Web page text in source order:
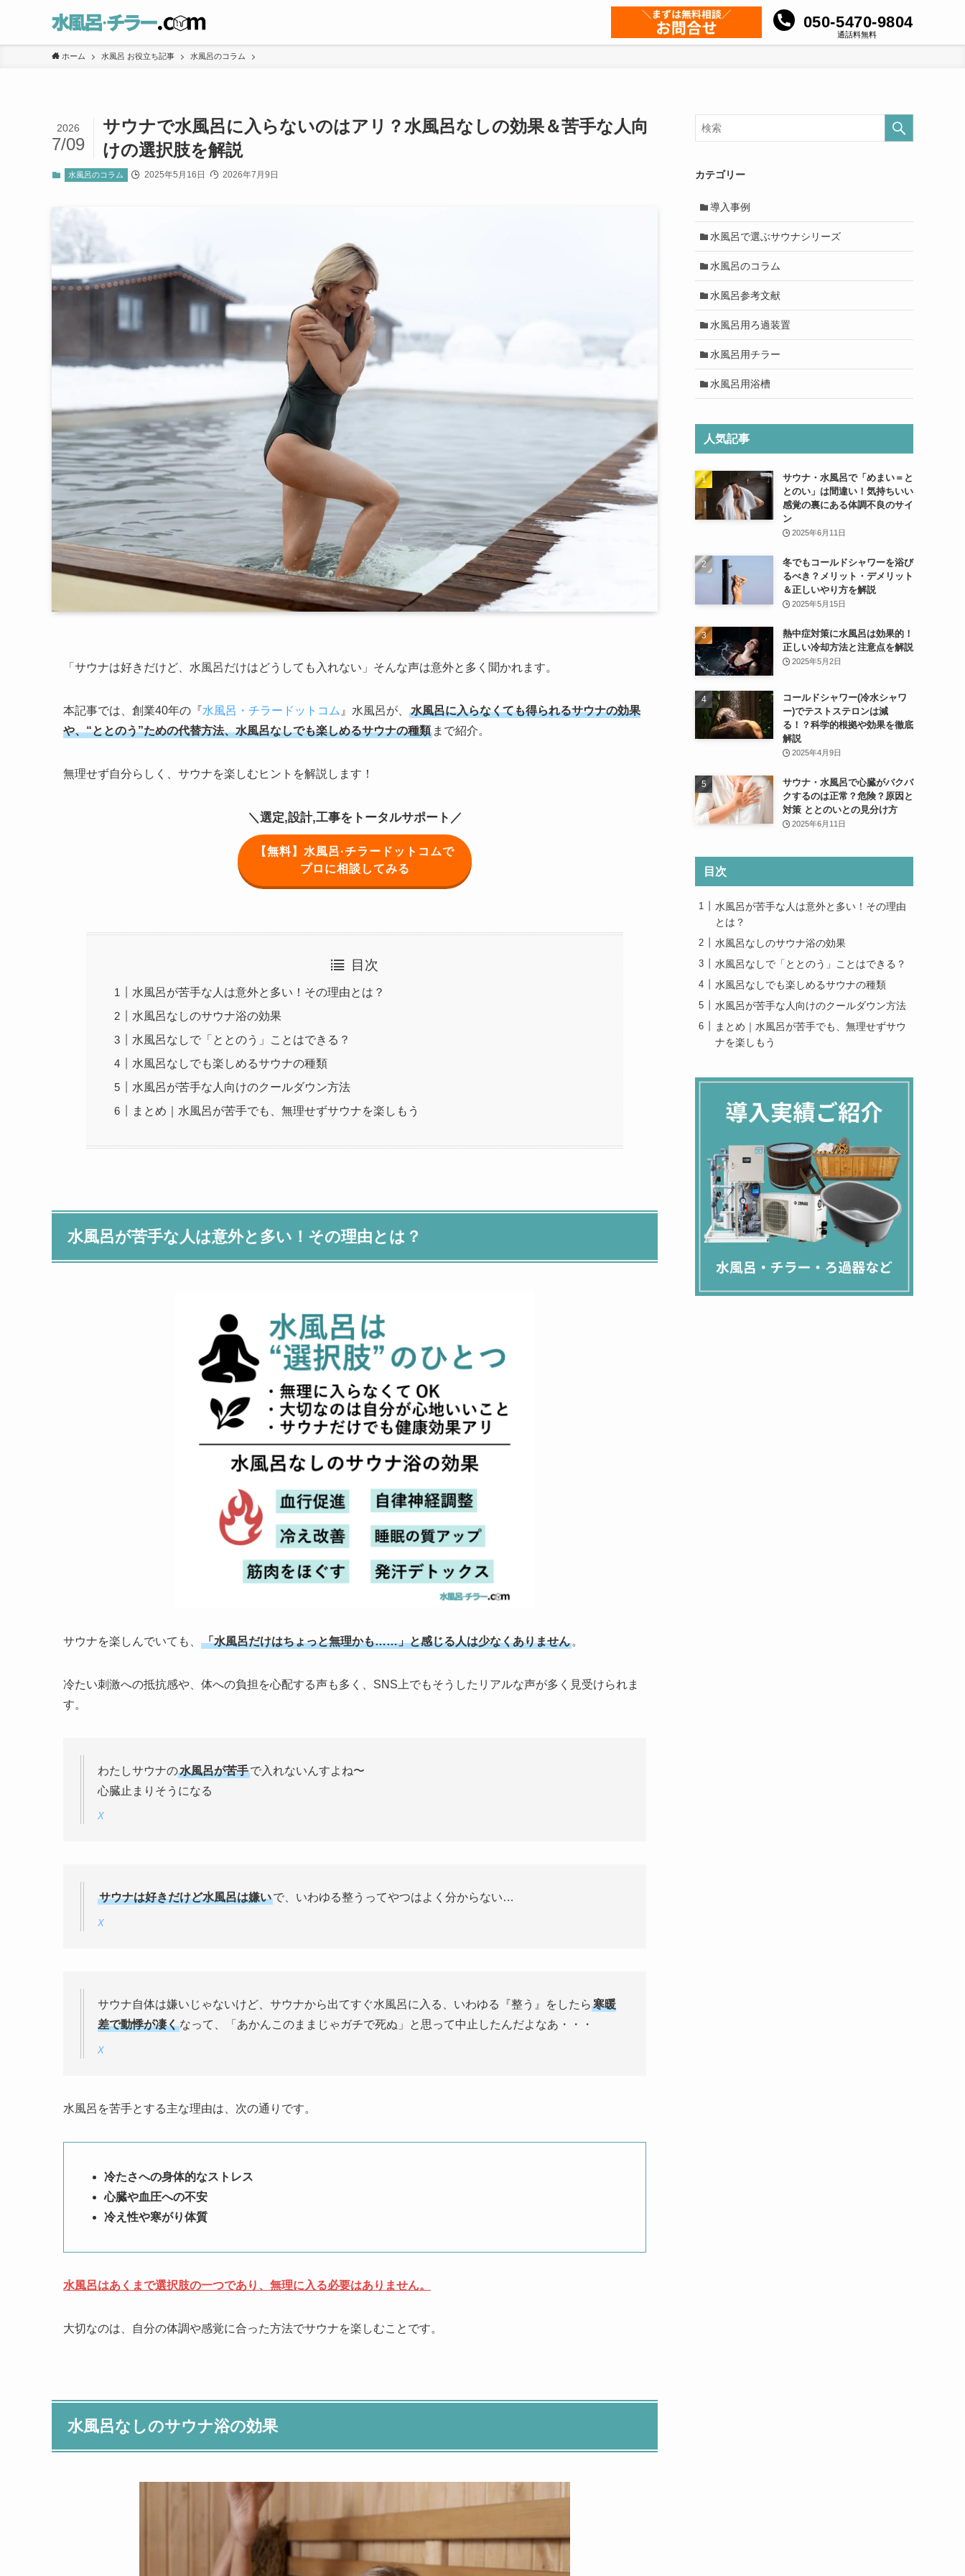
050-5470-9804
通話料無料
ホーム 水風呂 お役立ち記事 水風呂のコラム
サウナで水風呂に入らないのはアリ？水風呂なしの効果＆苦手な人向
けの選択肢を解説
2026
7/09
水風呂のコラム 2025年5月16日 2026年7月9日
「サウナは好きだけど、水風呂だけはどうしても入れない」そんな声は意外と多く聞かれます。
本記事では、創業40年の『水風呂・チラードットコム 』水風呂が、
水風呂に入らなくても得られるサウナの効果
や、“ととのう”ための代替方法、水風呂なしでも楽しめるサウナの種類 まで紹介。
無理せず自分らしく、サウナを楽しむヒントを解説します！
＼選定,設計,工事をトータルサポート／
【無料】水風呂·チラードットコムで
プロに相談してみる
目次
水風呂が苦手な人は意外と多い！その理由とは？
水風呂なしのサウナ浴の効果
水風呂なしで「ととのう」ことはできる？
水風呂なしでも楽しめるサウナの種類
水風呂が苦手な人向けのクールダウン方法
まとめ｜水風呂が苦手でも、無理せずサウナを楽しもう
水風呂が苦手な人は意外と多い！その理由とは？
サウナを楽しんでいても、 「水風呂だけはちょっと無理かも……」と感じる人は少なくありません 。
冷たい刺激への抵抗感や、体への負担を心配する声も多く、SNS上でもそうしたリアルな声が多く見受けられま
す。
わたしサウナの水風呂が苦手で入れないんすよね〜
心臓止まりそうになる
X
サウナは好きだけど水風呂は嫌いで、いわゆる整うってやつはよく分からない…
X
サウナ自体は嫌いじゃないけど、サウナから出てすぐ水風呂に入る、いわゆる『整う』をしたら 寒暖
差で動悸が凄くなって、「あかんこのままじゃガチで死ぬ」と思って中止したんだよなあ・・・
X
水風呂を苦手とする主な理由は、次の通りです。
冷たさへの身体的なストレス
心臓や血圧への不安
冷え性や寒がり体質
水風呂はあくまで選択肢の一つであり、無理に入る必要はありません。
大切なのは、自分の体調や感覚に合った方法でサウナを楽しむことです。
水風呂なしのサウナ浴の効果
カテゴリー
導入事例
水風呂で選ぶサウナシリーズ
水風呂のコラム
水風呂参考文献
水風呂用ろ過装置
水風呂用チラー
水風呂用浴槽
人気記事
サウナ・水風呂で「めまい＝と
とのい」は間違い！気持ちいい
感覚の裏にある体調不良のサイ
ン
2025年6月11日
冬でもコールドシャワーを浴び
るべき？メリット・デメリット
＆正しいやり方を解説
2025年5月15日
熱中症対策に水風呂は効果的！
正しい冷却方法と注意点を解説
2025年5月2日
コールドシャワー(冷水シャワ
ー)でテストステロンは減
る！？科学的根拠や効果を徹底
解説
2025年4月9日
サウナ・水風呂で心臓がバクバ
クするのは正常？危険？原因と
対策 ととのいとの見分け方
2025年6月11日
目次
水風呂が苦手な人は意外と多い！その理由
とは？
水風呂なしのサウナ浴の効果
水風呂なしで「ととのう」ことはできる？
水風呂なしでも楽しめるサウナの種類
水風呂が苦手な人向けのクールダウン方法
まとめ｜水風呂が苦手でも、無理せずサウ
ナを楽しもう